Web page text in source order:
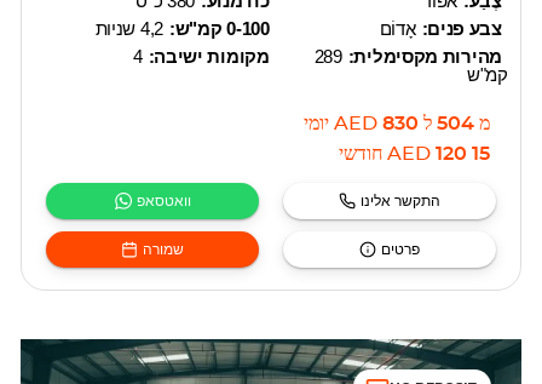
0-100 קמ"ש:
4,2 שניות
מקומות ישיבה: 4
צבע פנים: אָדוֹם
מהירות מקסימלית: 289
קמ"ש
מ 504 ל 830
AED יומי
15 120
AED חודשי
וואטסאפ התקשר אלינו
שמורה פרטים